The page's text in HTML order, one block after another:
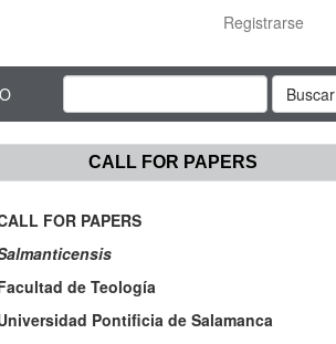
Registrarse
Buscar
CALL FOR PAPERS
FOR PAPERS
de Teología
Pontificia de Salamanca